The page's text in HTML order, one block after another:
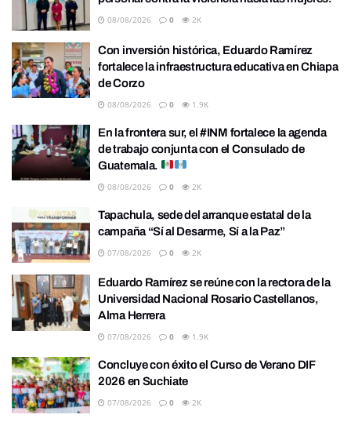
08/08/2026 0 2K
Con inversión histórica, Eduardo Ramírez
fortalece la infraestructura educativa en Chiapa
de Corzo
08/08/2026 0 1.9K
En la frontera sur, el #INM fortalece la agenda
de trabajo conjunta con el Consulado de
Guatemala.
08/08/2026 0 2K
Tapachula, sede del arranque estatal de la
campaña “Sí al Desarme, Sí a la Paz”
07/08/2026 0 2K
Eduardo Ramírez se reúne con la rectora de la
Universidad Nacional Rosario Castellanos,
Alma Herrera
07/08/2026 0 1.9K
Concluye con éxito el Curso de Verano DIF
2026 en Suchiate
07/08/2026 0 2K